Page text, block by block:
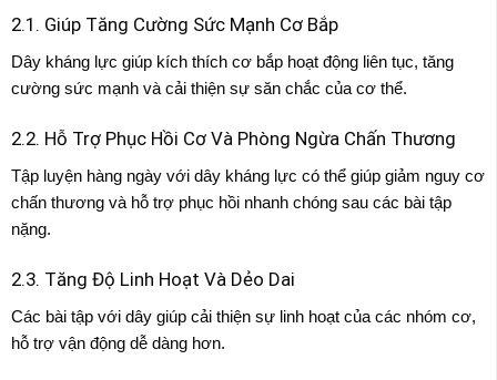
2.1. Giúp Tăng Cường Sức Mạnh Cơ Bắp
Dây kháng lực giúp kích thích cơ bắp hoạt động liên tục, tăng
cường sức mạnh và cải thiện sự săn chắc của cơ thể.
2.2. Hỗ Trợ Phục Hồi Cơ Và Phòng Ngừa Chấn Thương
Tập luyện hàng ngày với dây kháng lực có thể giúp giảm nguy cơ
chấn thương và hỗ trợ phục hồi nhanh chóng sau các bài tập
nặng.
2.3. Tăng Độ Linh Hoạt Và Dẻo Dai
Các bài tập với dây giúp cải thiện sự linh hoạt của các nhóm cơ,
hỗ trợ vận động dễ dàng hơn.